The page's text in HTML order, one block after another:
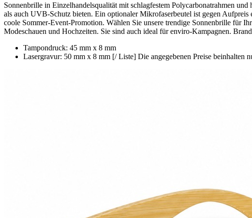
Sonnenbrille in Einzelhandelsqualität mit schlagfestem Polycarbonatrahmen
als auch UVB-Schutz bieten. Ein optionaler Mikrofaserbeutel ist gegen
coole Sommer-Event-Promotion. Wählen Sie unsere trendige Sonnenbrille für
Modeschauen und Hochzeiten. Sie sind auch ideal für enviro-Kampagnen.
Tampondruck: 45 mm x 8 mm
Lasergravur: 50 mm x 8 mm [/ Liste] Die angegebenen Preise